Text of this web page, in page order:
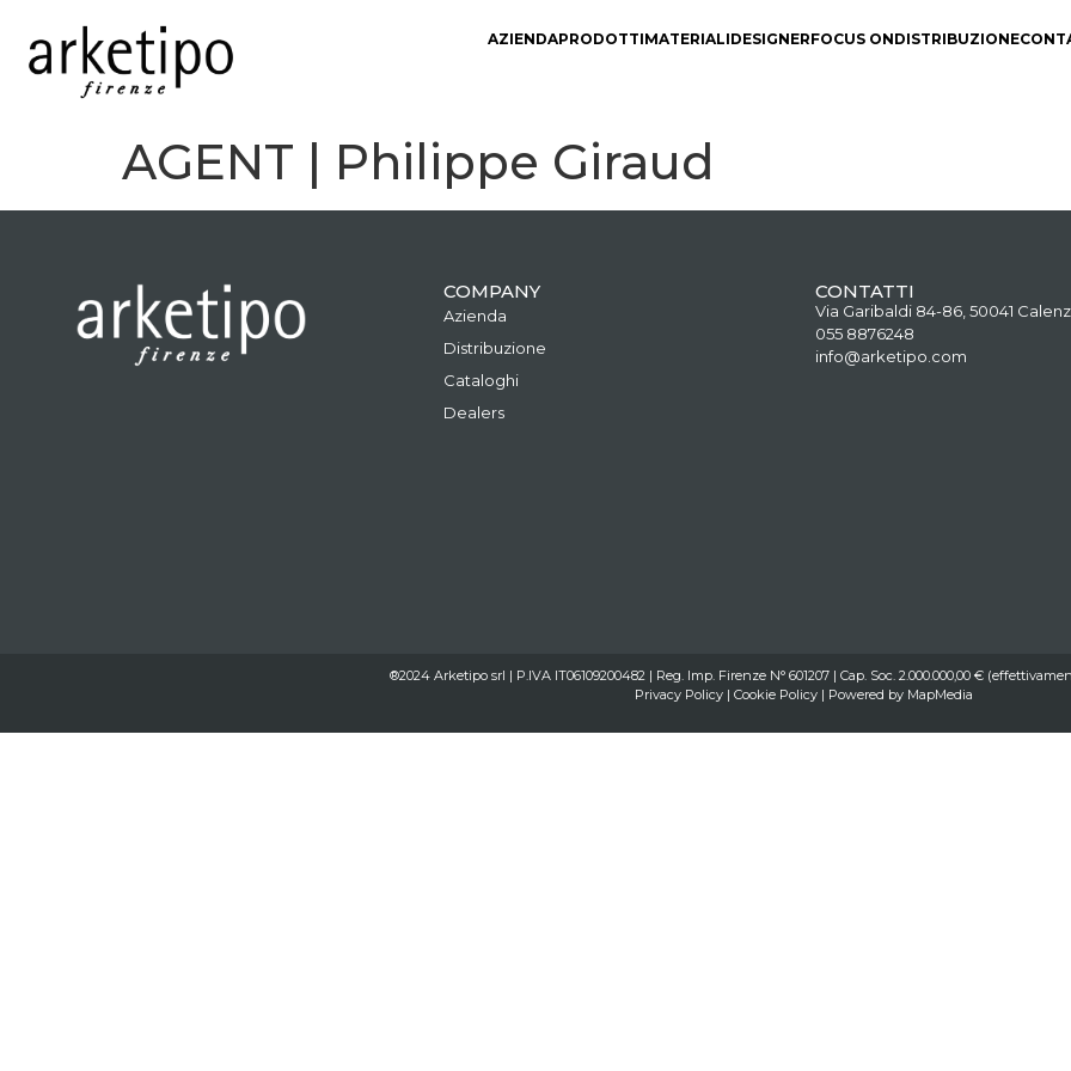
AZIENDAPRODOTTIMATERIALIDESIGNERFOCUS ONDISTRIBUZIONE
AGENT | Philippe Giraud
COMPANY
Azienda
Distribuzione
Cataloghi
Dealers
CONTATTI
Via Garibaldi 84-86, 50041
055 8876248
info@arketipo.com
®2024 Arketipo srl | P.IVA IT06109200482 | Reg. Imp. Firenze N° 601207 | Cap. Soc. 2.000.000,00 €
Privacy Policy| Cookie Policy| Powered by MapMedia